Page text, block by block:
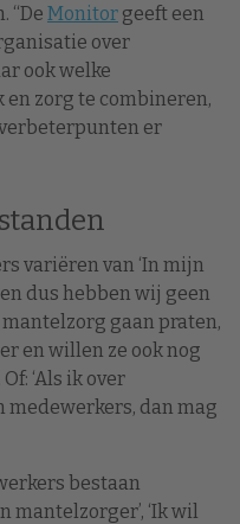
“De Monitor geeft een
over
ook welke
zorg te combineren,
er
variëren van ‘In mijn
dus hebben wij geen
mantelzorg gaan praten,
en willen ze ook nog
‘Als ik over
dan mag
bestaan
mantelzorger’, ‘Ik wil